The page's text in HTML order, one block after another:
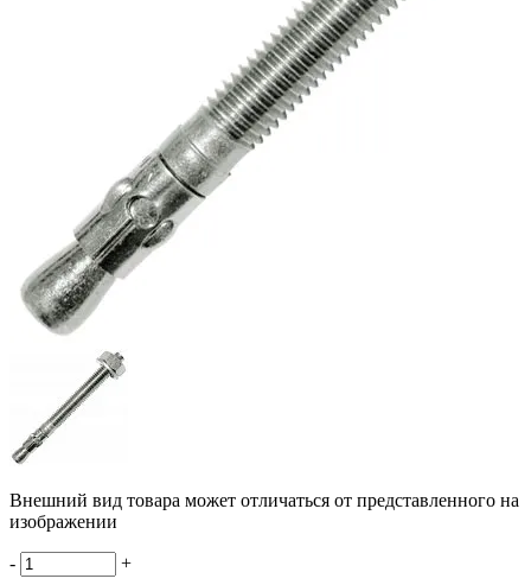
Внешний вид товара может отличаться от представленного на
изображении
- +